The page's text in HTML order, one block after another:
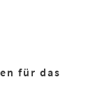
für das